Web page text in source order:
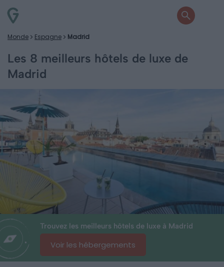
Monde Espagne Madrid
Les 8 meilleurs hôtels de luxe de
Madrid
Trouvez les meilleurs hôtels de luxe à Madrid
Voir les hébergements